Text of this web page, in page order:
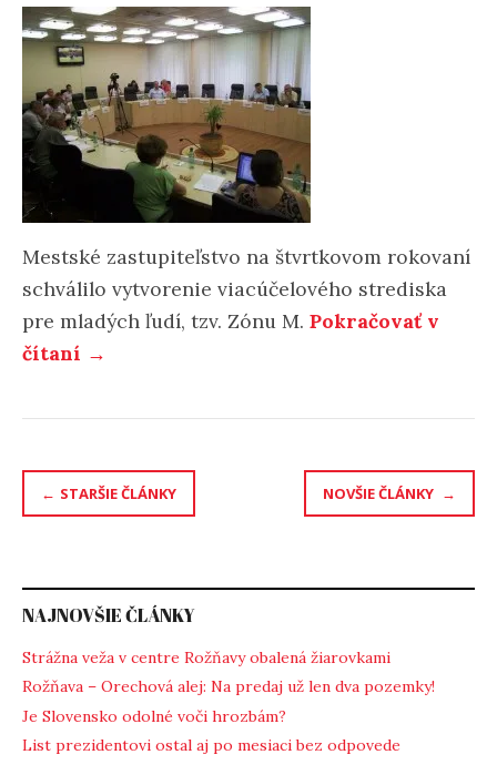
Mestské zastupiteľstvo na štvrtkovom rokovaní
schválilo vytvorenie viacúčelového strediska
pre mladých ľudí, tzv. Zónu M. Pokračovať v
čítaní „Pre
vytvoria
M“
→
Navigácia
STARŠIE ČLÁNKY NOVŠIE ČLÁNKY
NAJNOVŠIE ČLÁNKY
Strážna veža v centre Rožňavy obalená žiarovkami
Rožňava – Orechová alej: Na predaj už len dva pozemky!
Je Slovensko odolné voči hrozbám?
List prezidentovi ostal aj po mesiaci bez odpovede